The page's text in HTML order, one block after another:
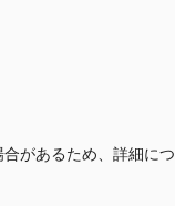
があるため、詳細に